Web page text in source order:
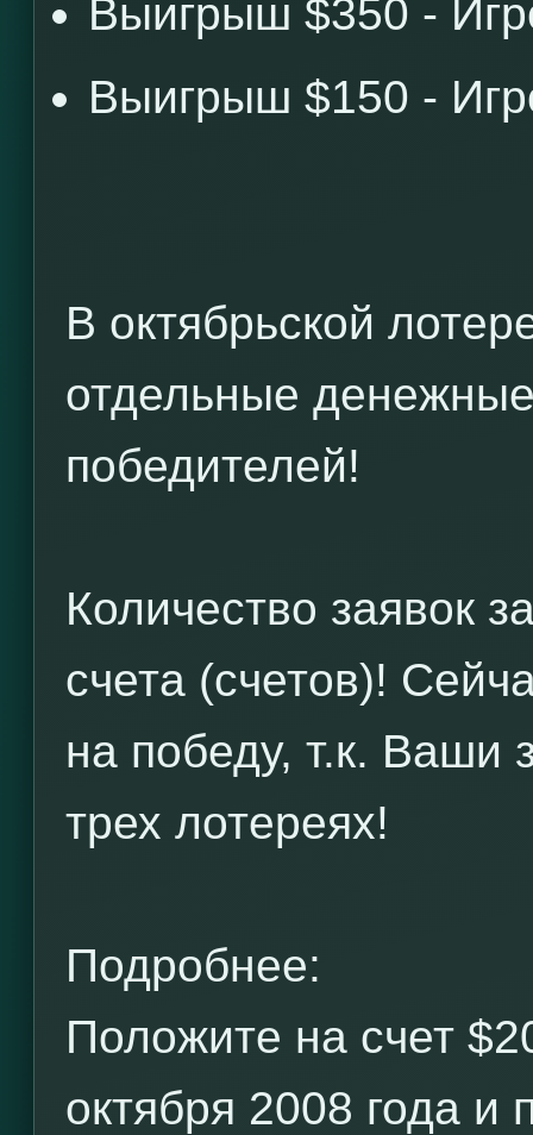
Выигрыш $350 -
Выигрыш $150 -
В октябрьской
отдельные
победителей!
Количество заявок
счета (счетов)!
на победу, т.к. Ваши
трех лотереях!
Подробнее:
Положите на счет
октября 2008 года и